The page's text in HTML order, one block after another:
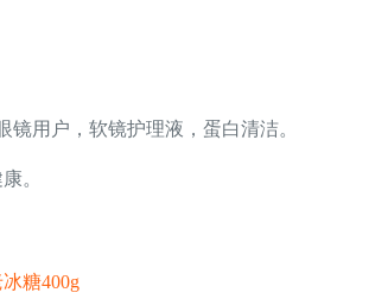
用户，软镜护理液，蛋白清洁。
。
糖400g